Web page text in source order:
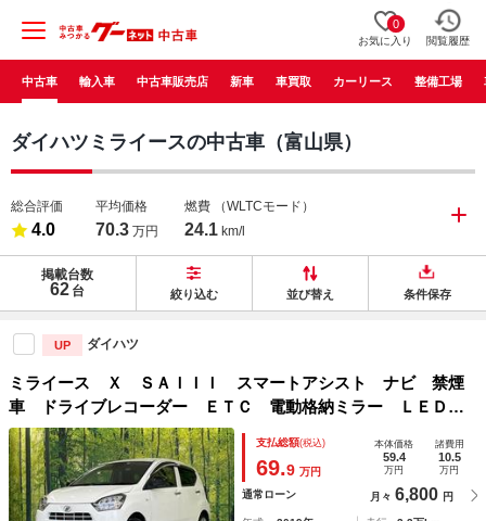
0
お気に入り 閲覧履歴
中古車 輸入車 中古車販売店 新車 車買取 カーリース 整備工場
ダイハツミライースの中古車（富山県）
総合評価
4.0
平均価格
70.3 万円
燃費 （WLTCモード）
24.1 km/l
掲載台数
62 台 絞り込む 並び替え 条件保存
UP ダイハツ
ミライース Ｘ ＳＡＩＩＩ スマートアシスト ナビ 禁煙
車 ドライブレコーダー ＥＴＣ 電動格納ミラー ＬＥＤヘ
ッドライト アイドリングストップ クリアランスソナー リ
モコンキー ドアバイザー プライバシーガラス エアコン
支払総額(税込)
69.9 万円
本体価格
59.4
万円
諸費用
10.5
万円
通常ローン 月々 6,800 円